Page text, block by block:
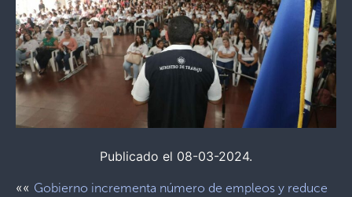
Publicado el 08-03-2024.
«« Gobierno incrementa número de empleos y reduce